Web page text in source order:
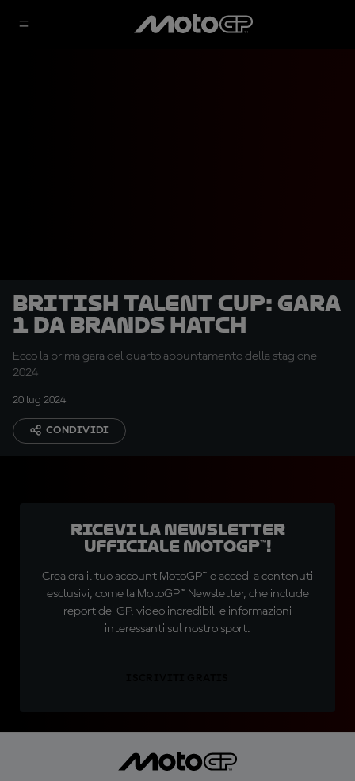
British Talent Cup: Gara
1 da Brands Hatch
Ecco la prima gara del quarto appuntamento della stagione
2024
20 lug 2024
CONDIVIDI
Ricevi la newsletter
ufficiale MotoGP™!
Crea ora il tuo account MotoGP™ e accedi a contenuti
esclusivi, come la MotoGP™ Newsletter, che include
report dei GP, video incredibili e informazioni
interessanti sul nostro sport.